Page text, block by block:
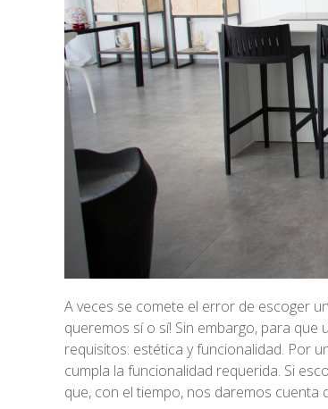
A veces se comete el error de escoger
queremos sí o sí! Sin embargo, para
requisitos: estética y funcionalidad. Por
cumpla la funcionalidad requerida. Si
que, con el tiempo, nos daremos